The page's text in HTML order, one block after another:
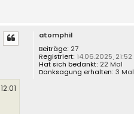
atomphil
Beiträge: 27
Registriert: 14.06.2025, 21:52
Hat sich bedankt: 22 Mal
Danksagung erhalten: 3 Mal